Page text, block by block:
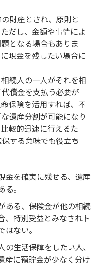
財産とされ、原則と
だし、金額や事情によ
となる場合もありま
現金を残したい場合に
続人の一人がそれを相
償金を支払う必要が
保険を活用すれば、不
遺産分割が可能になり
較的迅速に行えるた
する意味でも役立ち
金を確実に残せる、遺産
。
ある、保険金が他の相続
、特別受益とみなされト
ない。
の生活保障をしたい人、
産に預貯金が少なく分け